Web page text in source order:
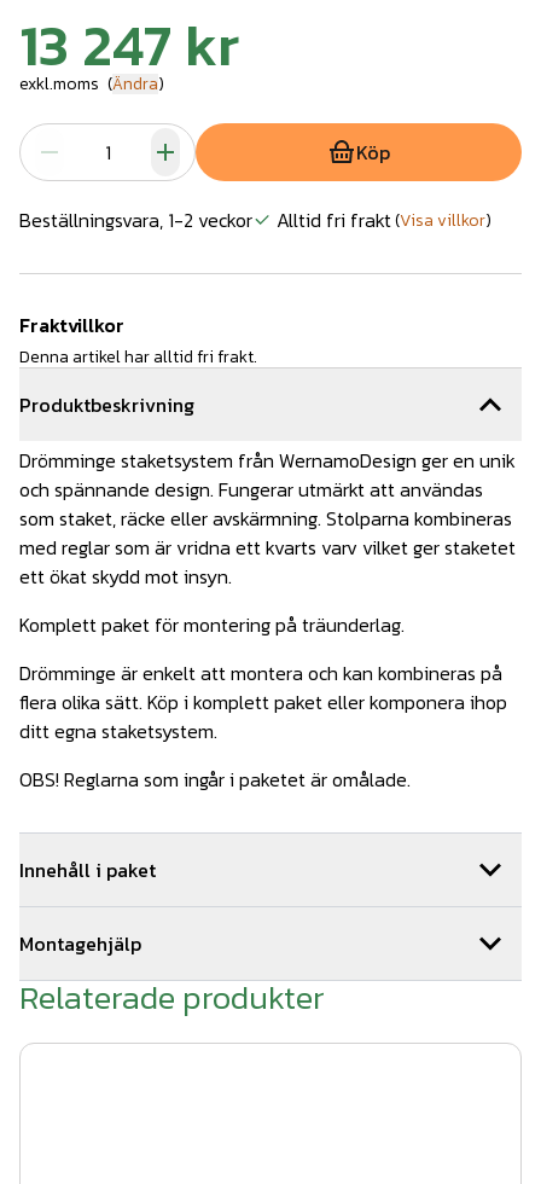
Produktbeskrivning
Drömminge staketsystem från WernamoDesign ger en unik
och spännande design. Fungerar utmärkt att användas
som staket, räcke eller avskärmning. Stolparna kombineras
med reglar som är vridna ett kvarts varv vilket ger staketet
ett ökat skydd mot insyn.
Komplett paket för montering på träunderlag.
Drömminge är enkelt att montera och kan kombineras på
flera olika sätt. Köp i komplett paket eller komponera ihop
ditt egna staketsystem.
OBS! Reglarna som ingår i paketet är omålade.
Innehåll i paket
2st Drömminge ände 1780 mm
3st Montageskruv träreglar 100st Art.nr.WerDe-902
4 st Drömminge mellan 1780 mm VFZ
7st WernamoDesign stolphatt vfz Art.nr.Wer501-3
Montagehjälp
Så här monterar du ditt staket:
1. Tryck fast stolpen på stolpfoten.
13 247 kr
exkl.moms (Ändra)
Köp
Beställningsvara, 1-2 veckor Alltid fri frakt(Visa villkor)
Fraktvillkor
Denna artikel har alltid fri frakt.
Relaterade produkter